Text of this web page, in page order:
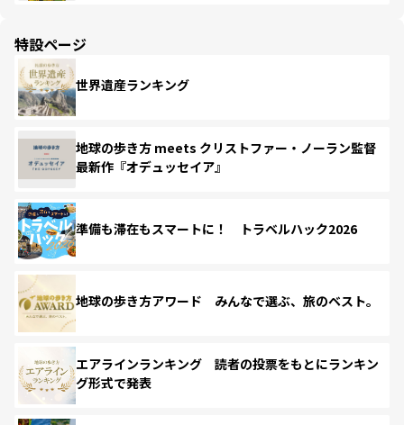
特設ページ
世界遺産ランキング
地球の歩き方 meets クリストファー・ノーラン監督
最新作『オデュッセイア』
準備も滞在もスマートに！ トラベルハック2026
地球の歩き方アワード みんなで選ぶ、旅のベスト。
エアラインランキング 読者の投票をもとにランキン
グ形式で発表